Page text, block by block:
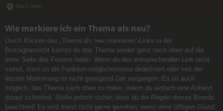
Nach oben
Wie markiere ich ein Thema als neu?
Durch Klicken des „Thema als neu markieren“-Links in der
Beitragsansicht kannst du das Thema wieder ganz nach oben auf die
erste Seite des Forums holen. Wenn du den entsprechenden Link nicht
siehst, dann ist die Funktion möglicherweise deaktiviert oder seit der
letzten Markierung ist nicht genügend Zeit vergangen. Es ist auch
möglich, das Thema nach oben zu holen, indem du einfach eine Antwort
darauf schreibst. Stelle jedoch sicher, dass du die Regeln dieses Boards
beachtest! Es wird meist nicht gerne gesehen, wenn ohne triftigen Grund